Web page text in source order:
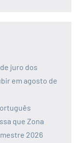
juro dos
em agosto de
que Zona
2026